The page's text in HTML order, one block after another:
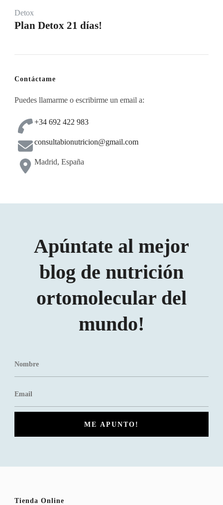
Detox
Plan Detox 21 días!
Contáctame
Puedes llamarme o escribirme un email a:
+34 692 422 983
consultabionutricion@gmail.com
Madrid, España
Apúntate al mejor
blog de nutrición
ortomolecular del
mundo!
Tienda Online